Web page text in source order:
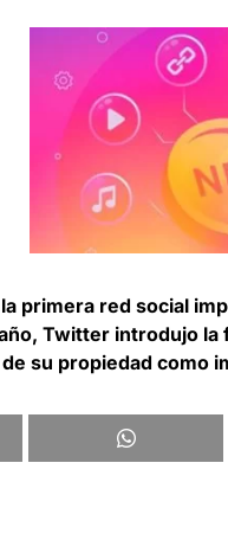
primera red social
Twitter introdujo
su propiedad como